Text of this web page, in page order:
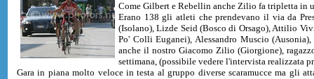
Come Gilbert e Rebellin anche Zilio fa tripletta in
Erano 138 gli atleti che prendevano il via da
(Isolano), Lizde Seid (Bosco di Orsago), Attilio
Po' Colli Euganei), Alessandro Muscio
anche il nostro Giacomo Zilio (Giorgione),
settimana, (possibile vedere l'intervista realizzata
Gara in piana molto veloce in testa al gruppo diverse scaramucce ma gli